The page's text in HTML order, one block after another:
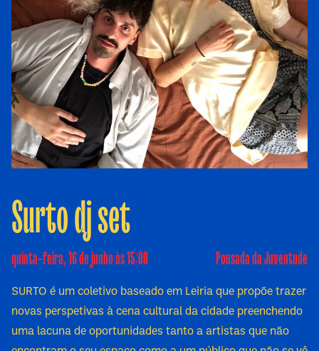
Surto dj set
quinta-feira, 16 de junho às 15:00 Pousada da Juventude
SURTO é um coletivo baseado em Leiria que propõe trazer
novas perspetivas à cena cultural da cidade preenchendo
uma lacuna de oportunidades tanto a artistas que não